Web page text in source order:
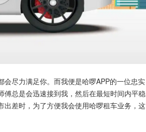
尽力满足你。而我便是哈啰APP的一位忠实
总是会迅速接到我，然后在最短时间内平稳
差时，为了方便我会使用哈啰租车业务，这